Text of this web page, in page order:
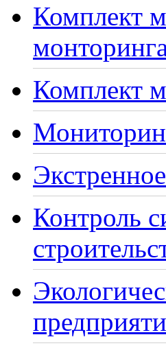
Комплект
Комплект
Контроль